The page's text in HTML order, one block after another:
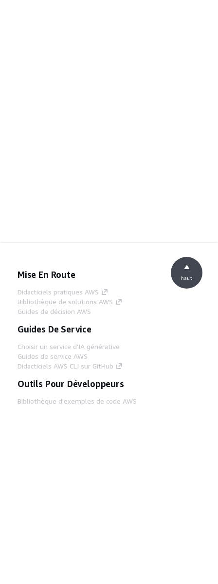
Mise En Route
Didacticiels pratiques AWS
Bibliothèque de solutions AWS
Guides de décision AWS
Guides De Service
Choisir un service d'IA générative
Guides de service AWS
Didacticiels AWS CLI sur GitHub
Outils Pour Développeurs
Bibliothèque d'exemples de code AWS
haut